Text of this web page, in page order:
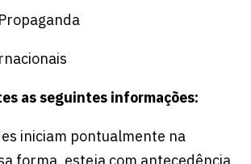
as seguintes informações:
iniciam pontualmente na